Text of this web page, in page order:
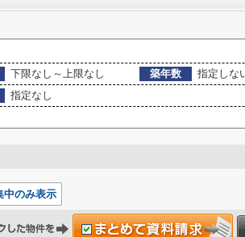
下限なし～上限なし 築年数
指定しな
指定なし
中のみ表示